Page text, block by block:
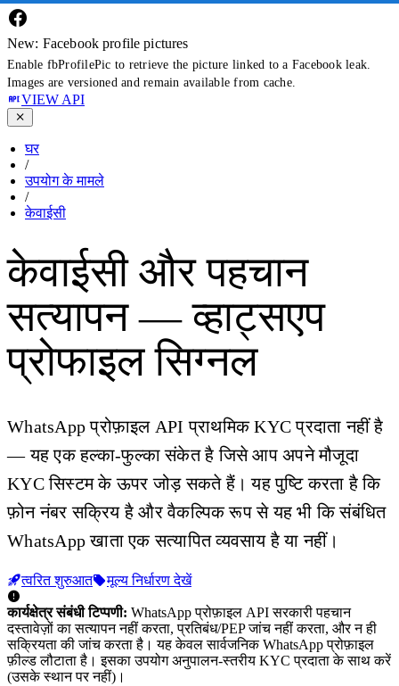
New: Facebook profile pictures
Enable fbProfilePic to retrieve the picture linked to a Facebook leak.
Images are versioned and remain available from cache.
VIEW API
घर
/
उपयोग के मामले
/
केवाईसी
केवाईसी और पहचान
सत्यापन — व्हाट्सएप
प्रोफाइल सिग्नल
WhatsApp प्रोफ़ाइल API प्राथमिक KYC प्रदाता नहीं है
— यह एक हल्का-फुल्का संकेत है जिसे आप अपने मौजूदा
KYC सिस्टम के ऊपर जोड़ सकते हैं। यह पुष्टि करता है कि
फ़ोन नंबर सक्रिय है और वैकल्पिक रूप से यह भी कि संबंधित
WhatsApp खाता एक सत्यापित व्यवसाय है या नहीं।
त्वरित शुरुआत मूल्य निर्धारण देखें
कार्यक्षेत्र संबंधी टिप्पणी: WhatsApp प्रोफ़ाइल API सरकारी पहचान
दस्तावेज़ों का सत्यापन नहीं करता, प्रतिबंध/PEP जांच नहीं करता, और न ही
सक्रियता की जांच करता है। यह केवल सार्वजनिक WhatsApp प्रोफ़ाइल
फ़ील्ड लौटाता है। इसका उपयोग अनुपालन-स्तरीय KYC प्रदाता के साथ करें
(उसके स्थान पर नहीं)।